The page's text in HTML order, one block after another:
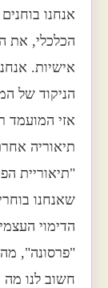
אנחנו
הכלכלי, את
אישיות.
הניקוד של
אזי המועמד
תיאוריה
"תיאוריית
שאנחנו
הדימוי
"פרסונה",
חשוב לנו